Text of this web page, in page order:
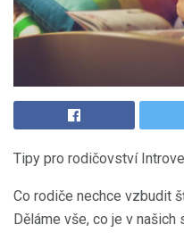
Tipy pro rodičovství
Co rodiče nechce vzbudit
Děláme vše, co je v našich